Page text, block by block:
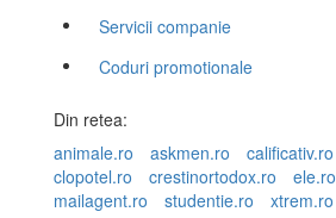
Servicii companie
Coduri promotionale
Din retea:
animale.ro
askmen.ro calificativ.ro
clopotel.ro
crestinortodox.ro ele.ro
mailagent.ro
studentie.ro xtrem.ro